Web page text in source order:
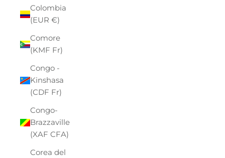
Colombia
(EUR €)
Comore
(KMF Fr)
Congo -
Kinshasa
(CDF Fr)
Congo-
Brazzaville
(XAF CFA)
Corea del